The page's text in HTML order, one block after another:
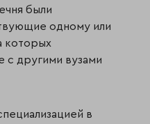
были
одному или
которых
с другими вузами
в